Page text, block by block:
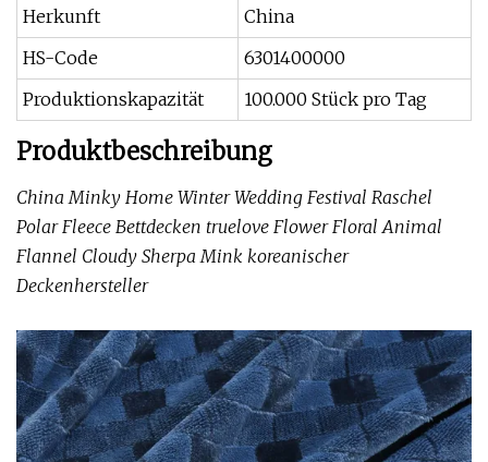
Herkunft
China
HS-Code
6301400000
Produktionskapazität
100.000 Stück pro Tag
Produktbeschreibung
China Minky Home Winter Wedding Festival Raschel
Polar Fleece Bettdecken truelove Flower Floral Animal
Flannel Cloudy Sherpa Mink koreanischer
Deckenhersteller